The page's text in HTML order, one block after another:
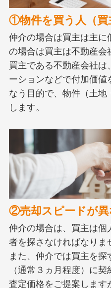
①物件を買う人（買
仲介の場合は買主は主に
の場合は買主は不動産会
買主である不動産会社
ーションなどで付加価値
なう目的で、物件（土地
します。
②売却スピードが異
仲介の場合は、買主は個
者を探さなければなりま
また、仲介では買主を
（通常３ヵ月程度）に
査定価格をご提案します